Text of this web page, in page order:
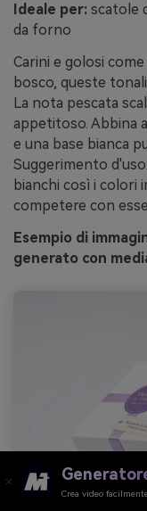
Ideale per: scatole
da forno
Carini e golosi
bosco, queste
La nota pescata
appetitoso. Abbina
e una base bianca
Suggerimento
bianchi così i colori
competere con
Esempio di
generato con
Crea video